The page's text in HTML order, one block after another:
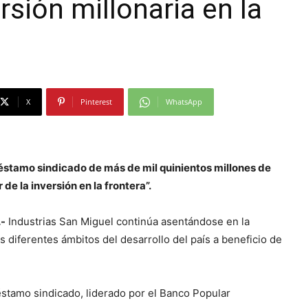
millonaria en la
X Pinterest WhatsApp
sindicado de más de mil quinientos millones de
de la inversión en la frontera”.
Industrias San Miguel continúa asentándose en la
diferentes ámbitos del desarrollo del país a beneficio de
sindicado, liderado por el Banco Popular